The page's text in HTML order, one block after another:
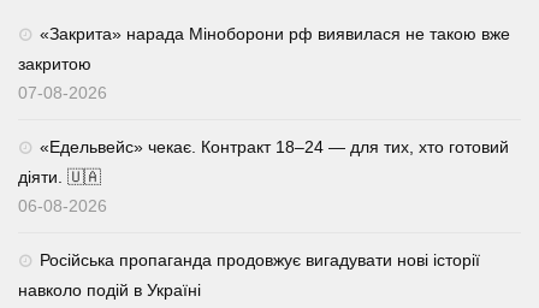
«Закрита» нарада Міноборони рф виявилася не такою вже
закритою
07-08-2026
«Едельвейс» чекає. Контракт 18–24 — для тих, хто готовий
діяти. 🇺🇦
06-08-2026
Російська пропаганда продовжує вигадувати нові історії
навколо подій в Україні